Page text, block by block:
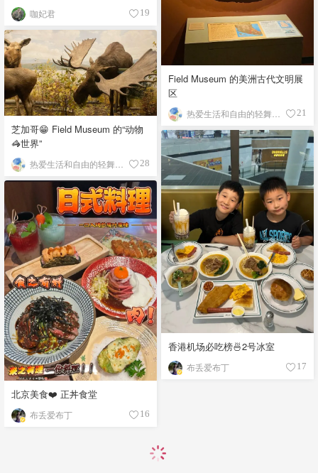
咖妃君 19
Field Museum 的美洲古代文明展
区
21
芝加哥😁 Field Museum 的“动物
🦓世界”
28
香港机场必吃榜🍜2号冰室
布丢爱布丁 17
北京美食❤️ 正丼食堂
布丢爱布丁 16